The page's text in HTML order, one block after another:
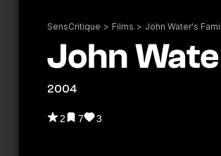
SensCritique > Films > John Water's
John
2004
2 7 3